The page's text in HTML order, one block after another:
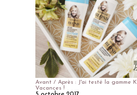
Avant / Après : J'ai testé la gamme
Vacances !